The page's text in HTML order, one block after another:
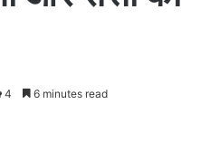
4 6 minutes read